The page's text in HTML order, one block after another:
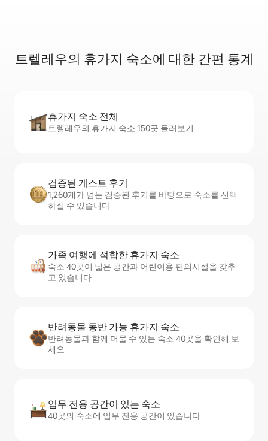
트렐레우의 휴가지 숙소에 대한 간편 통계
휴가지 숙소 전체
트렐레우의 휴가지 숙소 150곳 둘러보기
검증된 게스트 후기
1,260개가 넘는 검증된 후기를 바탕으로 숙소를 선택
하실 수 있습니다
가족 여행에 적합한 휴가지 숙소
숙소 40곳이 넓은 공간과 어린이용 편의시설을 갖추
고 있습니다
반려동물 동반 가능 휴가지 숙소
반려동물과 함께 머물 수 있는 숙소 40곳을 확인해 보
세요
업무 전용 공간이 있는 숙소
40곳의 숙소에 업무 전용 공간이 있습니다